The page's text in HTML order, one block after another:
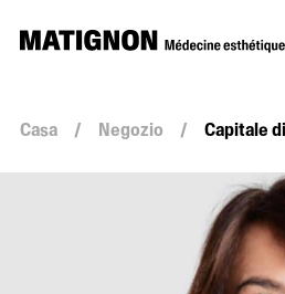
Casa / Negozio / Capitale